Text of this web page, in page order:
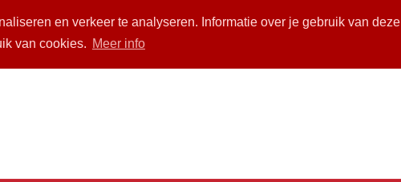
en verkeer te analyseren. Informatie over je gebruik van deze
van cookies. Meer info